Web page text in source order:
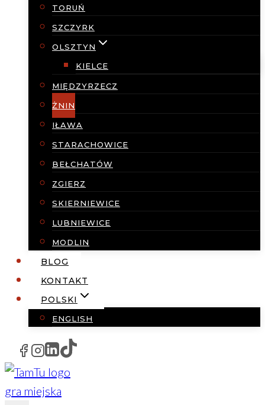
TORUŃ
SZCZYRK
OLSZTYN
KIELCE
MIĘDZYRZECZ
ŻNIN
IŁAWA
STARACHOWICE
BEŁCHATÓW
ZGIERZ
SKIERNIEWICE
LUBNIEWICE
MODLIN
BLOG
KONTAKT
POLSKI
ENGLISH